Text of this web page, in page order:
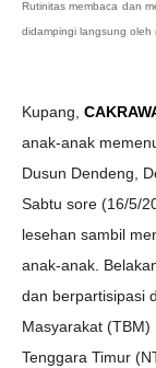
Rutinitas membaca dan
didampingi langsung oleh
Kupang,
anak-anak
Dusun Dendeng,
Sabtu sore (16/5/
lesehan sambil
anak-anak.
dan berpartisipasi
Masyarakat (TBM)
Tenggara Timur